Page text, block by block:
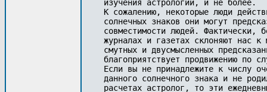
изучения астрологии, и не более.
К сожалению, некоторые люди
солнечных знаков они могут
совместимости людей. Фактически,
журналах и газетах склоняют нас
смутных и двусмысленных
благоприятствует продвижению по
Если вы не принадлежите к числу
данного солнечного знака и не
расчетах астролог, то эти